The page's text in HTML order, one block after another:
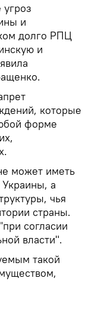
и
долго РПЦ
и
которые
форме
может иметь
а
чья
страны.
согласии
власти".
такой